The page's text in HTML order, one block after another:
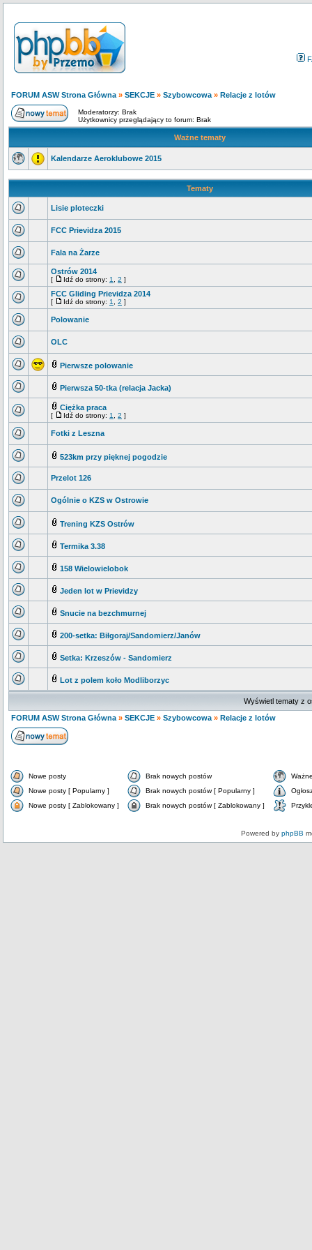
FORUM ASW Strona Główna » SEKCJE » Szybowcowa » Relacje z lotów
Moderatorzy: Brak
Użytkownicy przeglądający to forum: Brak
Ważne tematy
Kalendarze Aeroklubowe 2015
Tematy
Lisie ploteczki
FCC Prievidza 2015
Fala na Żarze
Ostrów 2014
[ Idź do strony: 1 2 ]
FCC Gliding Prievidza 2014
[ Idź do strony: 1 2 ]
Polowanie
OLC
Pierwsze polowanie
Pierwsza 50-tka (relacja Jacka)
Ciężka praca
[ Idź do strony: 1 2 ]
Fotki z Leszna
523km przy pięknej pogodzie
Przelot 126
Ogólnie o KZS w Ostrowie
Trening KZS Ostrów
Termika 3.38
158 Wielowielobok
Jeden lot w Prievidzy
Snucie na bezchmurnej
200-setka: Biłgoraj/Sandomierz/Janów
Setka: Krzeszów - Sandomierz
Lot z polem koło Modliborzyc
Wyświetl tematy z
FORUM ASW Strona Główna » SEKCJE » Szybowcowa » Relacje z lotów
Nowe posty Brak nowych postów
Nowe posty [ Popularny ]
Brak nowych postów [ Popularny ]
Nowe posty [ Zablokowany ]
Brak nowych postów [ Zablokowany ]
Powered by phpBB